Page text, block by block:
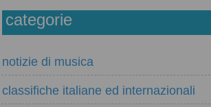
categorie
notizie di musica
classifiche italiane ed internazionali